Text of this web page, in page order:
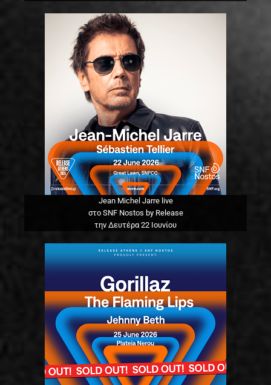
Jean Michel Jarre live
στο SNF Nostos by Release
την Δευτέρα 22 Ιουνίου